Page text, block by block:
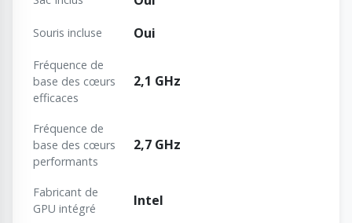
Souris incluse Oui
Fréquence de
base des cœurs
efficaces
2,1 GHz
Fréquence de
base des cœurs
performants
2,7 GHz
Fabricant de
GPU intégré
Intel